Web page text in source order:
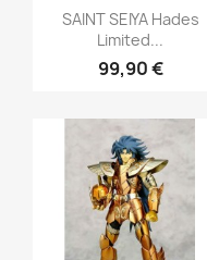
Aperçu rapide
SAINT SEIYA Hades
Limited...
99,90 €